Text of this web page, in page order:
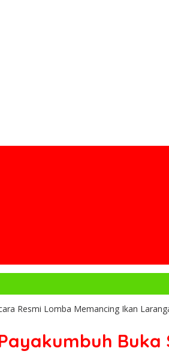
Resmi Lomba Memancing Ikan
Buka